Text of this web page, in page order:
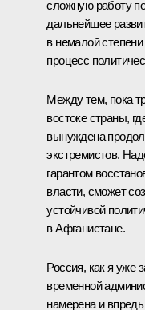
сложную работу
дальнейшее
в немалой степени
процесс
Между тем, пока
востоке страны,
вынуждена
экстремистов.
гарантом
власти, сможет
устойчивой
в Афганистане.
Россия, как я уже
временной
намерена и